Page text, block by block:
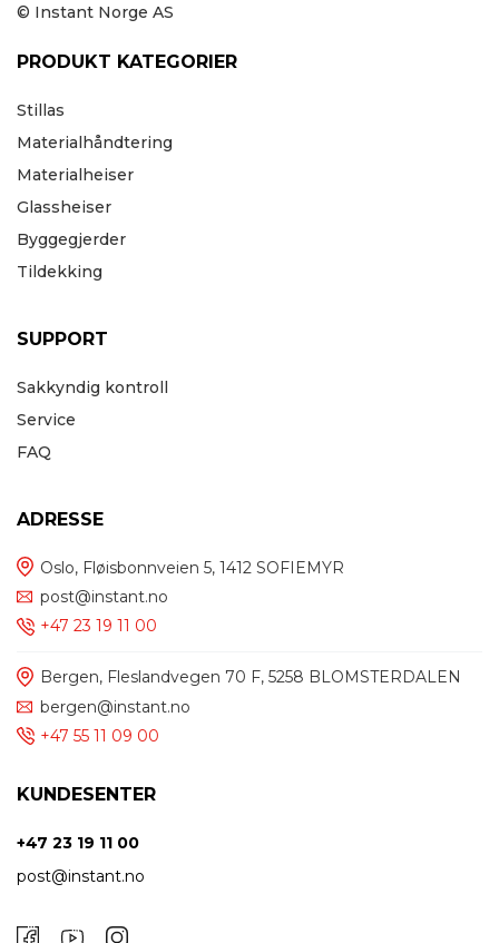
© Instant Norge AS
PRODUKT KATEGORIER
Stillas
Materialhåndtering
Materialheiser
Glassheiser
Byggegjerder
Tildekking
SUPPORT
Sakkyndig kontroll
Service
FAQ
ADRESSE
Oslo, Fløisbonnveien 5, 1412 SOFIEMYR
post@instant.no
+47 23 19 11 00
Bergen, Fleslandvegen 70 F, 5258 BLOMSTERDALEN
bergen@instant.no
+47 55 11 09 00
KUNDESENTER
+47 23 19 11 00
post@instant.no